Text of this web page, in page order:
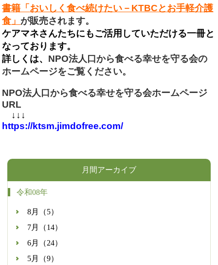
書籍「おいしく食べ続けたい－KTBCとお手軽介護
食 」が販売されます。
ケアマネさんたちにもご活用していただける一冊と
なっております。
詳しくは、 NPO法人口から食べる幸せを守る会の
ホームページをご覧ください。
NPO法人口から食べる幸せを守る会ホームページ
URL
↓↓↓
https://ktsm.jimdofree.com/
月間アーカイブ
令和08年
8月（5）
7月（14）
6月（24）
5月（9）